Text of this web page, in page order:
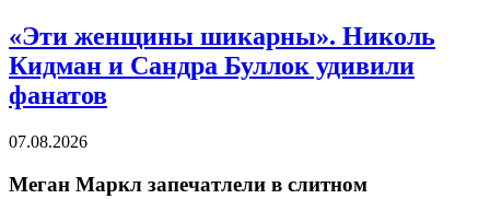
«Эти женщины шикарны». Николь
Кидман и Сандра Буллок удивили
фанатов
07.08.2026
Меган Маркл запечатлели в слитном